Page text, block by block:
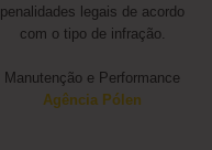
penalidades legais de acordo
com o tipo de infração.
Manutenção e Performance
Agência Pólen